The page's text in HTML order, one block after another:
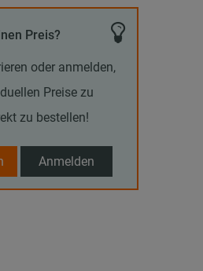
Preis?
oder anmelden,
Preise zu
zu bestellen!
Anmelden